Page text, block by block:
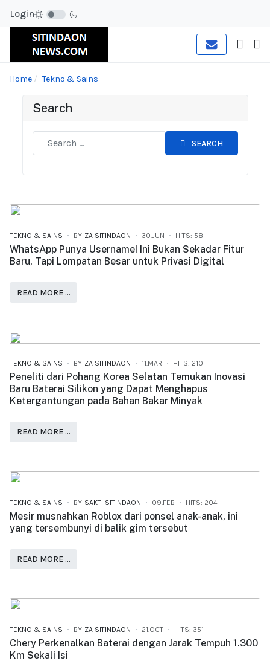
Login
Home Tekno & Sains
Search
SEARCH
TEKNO & SAINS BY ZA SITINDAON 30.JUN HITS: 58
WhatsApp Punya Username! Ini Bukan Sekadar Fitur
Baru, Tapi Lompatan Besar untuk Privasi Digital
READ MORE …
TEKNO & SAINS BY ZA SITINDAON 11.MAR HITS: 210
Peneliti dari Pohang Korea Selatan Temukan Inovasi
Baru Baterai Silikon yang Dapat Menghapus
Ketergantungan pada Bahan Bakar Minyak
READ MORE …
TEKNO & SAINS BY SAKTI SITINDAON 09.FEB HITS: 204
Mesir musnahkan Roblox dari ponsel anak-anak, ini
yang tersembunyi di balik gim tersebut
READ MORE …
TEKNO & SAINS BY ZA SITINDAON 21.OCT HITS: 351
Chery Perkenalkan Baterai dengan Jarak Tempuh 1.300
Km Sekali Isi